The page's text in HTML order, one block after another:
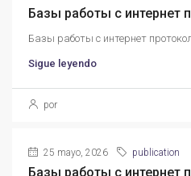
Базы работы с интернет
Базы работы с интернет
Sigue leyendo
por
25 mayo, 2026 publication
Базы работы с интернет